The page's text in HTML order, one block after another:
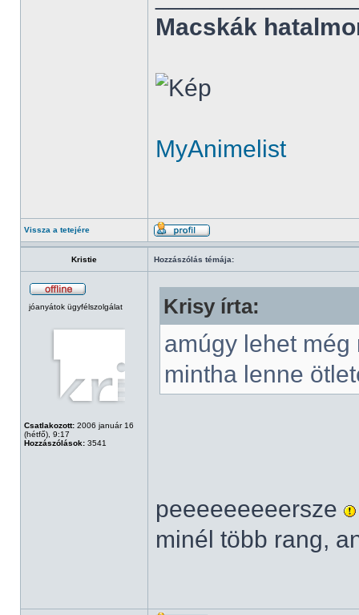
Macskák
MyAnimelist
Vissza a tetejére
Kristie Hozzászólás témája:
jóanyátok ügyfélszolgálat
Csatlakozott: 2006 január 16
(hétfő), 9:17
Hozzászólások: 3541
Krisy írta:
amúgy lehet
mintha lenne
peeeeeeeeersze
minél több rang,